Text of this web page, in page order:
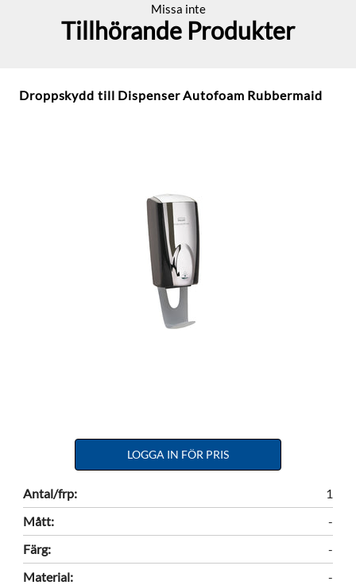
Missa inte
Tillhörande Produkter
Droppskydd till Dispenser Autofoam Rubbermaid
LOGGA IN FÖR PRIS
Antal/frp:
1
Mått:
-
Färg:
-
Material:
-